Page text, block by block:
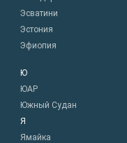
Эсватини
Эстония
Эфиопия
Ю
ЮАР
Южный Судан
Я
Ямайка